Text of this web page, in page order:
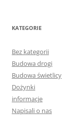
KATEGORIE
Bez kategorii
Budowa drogi
Budowa świetlicy
Dożynki
informacje
Napisali o nas